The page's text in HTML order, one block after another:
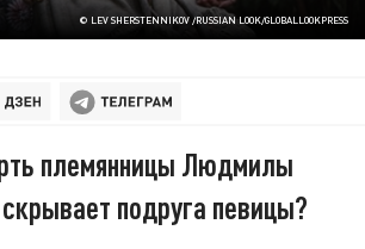
© LEV SHERSTENNIKOV /RUSSIAN LOOK/GLOBALLOOKPRESS
племянницы Людмилы
подруга певицы?